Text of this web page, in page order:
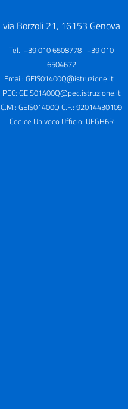
via Borzoli 21, 16153 Genova
Tel. +39 010 6508778 +39 010
6504672
Email: GEIS01400Q@istruzione.it
PEC: GEIS01400Q@pec.istruzione.it
C.M.: GEIS01400Q C.F.: 92014430109
Codice Univoco Ufficio: UFGH6R